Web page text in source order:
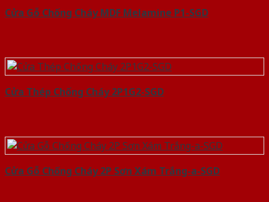
Cửa Gỗ Chống Cháy MDF Melamine P1-SGD
Cửa Thép Chống Cháy 2P1G2-SGD
Cửa Gỗ Chống Cháy 2P Sơn Xám Trắng-a-SGD